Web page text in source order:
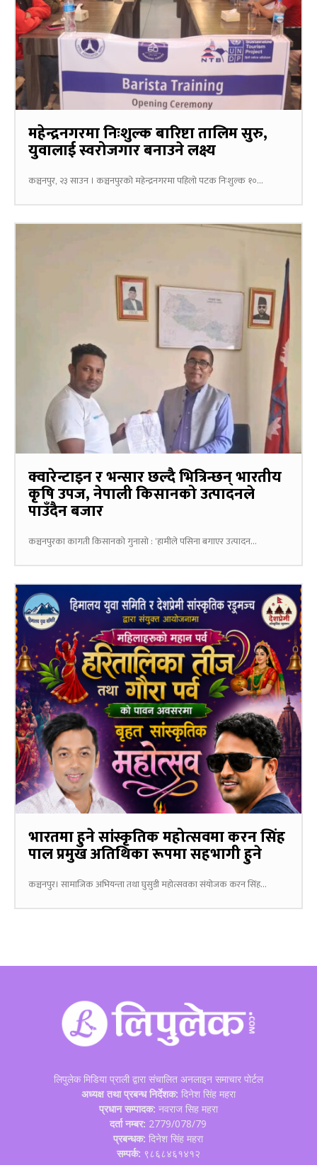
महेन्द्रनगरमा निःशुल्क बारिष्टा तालिम सुरु,
युवालाई स्वरोजगार बनाउने लक्ष्य
कञ्चनपुर, २३ साउन । कञ्चनपुरको महेन्द्रनगरमा पहिलो पटक निःशुल्क १०...
क्वारेन्टाइन र भन्सार छल्दै भित्रिन्छन् भारतीय
कृषि उपज, नेपाली किसानको उत्पादनले
पाउँदैन बजार
कञ्चनपुरका कागती किसानको गुनासो : ‘हामीले पसिना बगाएर उत्पादन...
भारतमा हुने सांस्कृतिक महोत्सवमा करन सिंह
पाल प्रमुख अतिथिका रूपमा सहभागी हुने
कञ्चनपुर। सामाजिक अभियन्ता तथा घुसुडी महोत्सवका संयोजक करन सिंह...
लिपुलेक मिडिया प्राली द्वारा संचालित अनलाइन समाचार पोर्टल
अध्यक्ष तथा प्रबन्ध निर्देशक: दिनेश सिंह महरा
प्रधान सम्पादक: नवराज सिह महरा
दर्ता नम्बर: 2779/078/79
प्रबन्धक: दिनेश सिंह महरा
सम्पर्क: ९८६८४६१४१२